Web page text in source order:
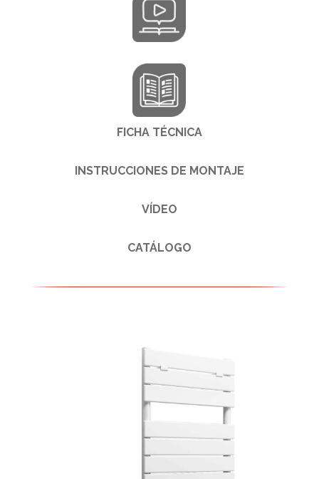
FICHA TÉCNICA
INSTRUCCIONES DE MONTAJE
VÍDEO
CATÁLOGO